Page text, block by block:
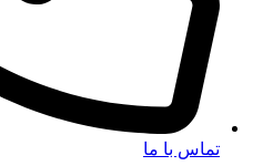
تماس با ما